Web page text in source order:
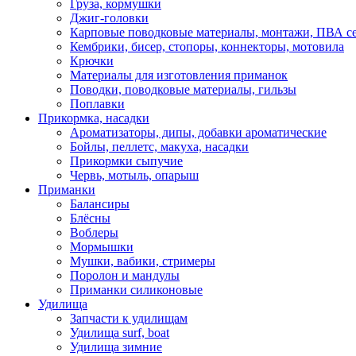
Груза, кормушки
Джиг-головки
Карповые поводковые материалы, монтажи, ПВА
Кембрики, бисер, стопоры, коннекторы, мотовила
Крючки
Материалы для изготовления приманок
Поводки, поводковые материалы, гильзы
Поплавки
Прикормка, насадки
Ароматизаторы, дипы, добавки ароматические
Бойлы, пеллетс, макуха, насадки
Прикормки сыпучие
Червь, мотыль, опарыш
Приманки
Балансиры
Блёсны
Воблеры
Мормышки
Мушки, вабики, стримеры
Поролон и мандулы
Приманки силиконовые
Удилища
Запчасти к удилищам
Удилища surf, boat
Удилища зимние